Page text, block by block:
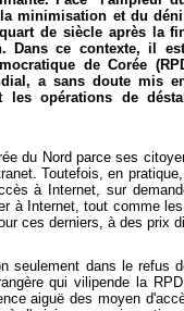
minimisation et du
de siècle après la
Dans ce contexte, il
de Corée
a sans doute mis
opérations de
du Nord parce ses
Toutefois, en
à Internet, sur
à Internet, tout comme
ces derniers, à des prix
seulement dans le refus
qui vilipende la
aiguë des moyen